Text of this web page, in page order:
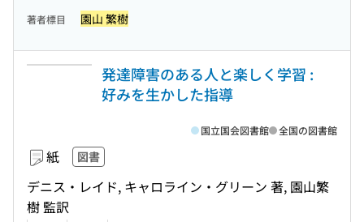
著者標目 園山 繁樹
発達障害のある人と楽しく学習 :
好みを生かした指導
紙 図書
デニス・レイド, キャロライン・グリーン 著, 園山繁
樹 監訳
国立国会図書館 全国の図書館